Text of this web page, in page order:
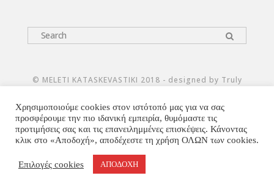
© MELETI KATASKEVASTIKI 2018 - designed by Truly
Χρησιμοποιούμε cookies στον ιστότοπό μας για να σας
προσφέρουμε την πιο ιδανική εμπειρία, θυμόμαστε τις
προτιμήσεις σας και τις επανειλημμένες επισκέψεις. Κάνοντας
κλικ στο «Αποδοχή», αποδέχεστε τη χρήση ΟΛΩΝ των cookies.
Επιλογές cookies ΑΠΟΔΟΧΗ